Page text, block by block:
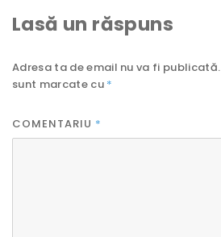
Lasă un răspuns
Adresa ta de email nu va fi publicată.
sunt marcate cu *
COMENTARIU *